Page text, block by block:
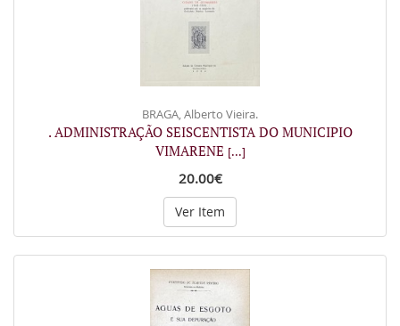
BRAGA, Alberto Vieira.
. ADMINISTRAÇÃO SEISCENTISTA DO MUNICIPIO
VIMARENE [...]
20.00€
Ver Item